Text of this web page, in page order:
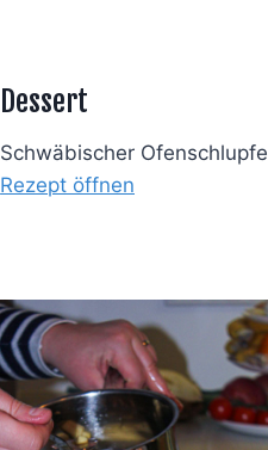
Dessert
Schwäbischer
Rezept öffnen